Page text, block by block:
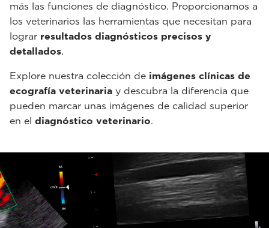
más las funciones de diagnóstico. Proporcionamos a
los veterinarios las herramientas que necesitan para
lograr resultados diagnósticos precisos y
detallados.
Explore nuestra colección de imágenes clínicas de
ecografía veterinaria y descubra la diferencia que
pueden marcar unas imágenes de calidad superior
en el diagnóstico veterinario.